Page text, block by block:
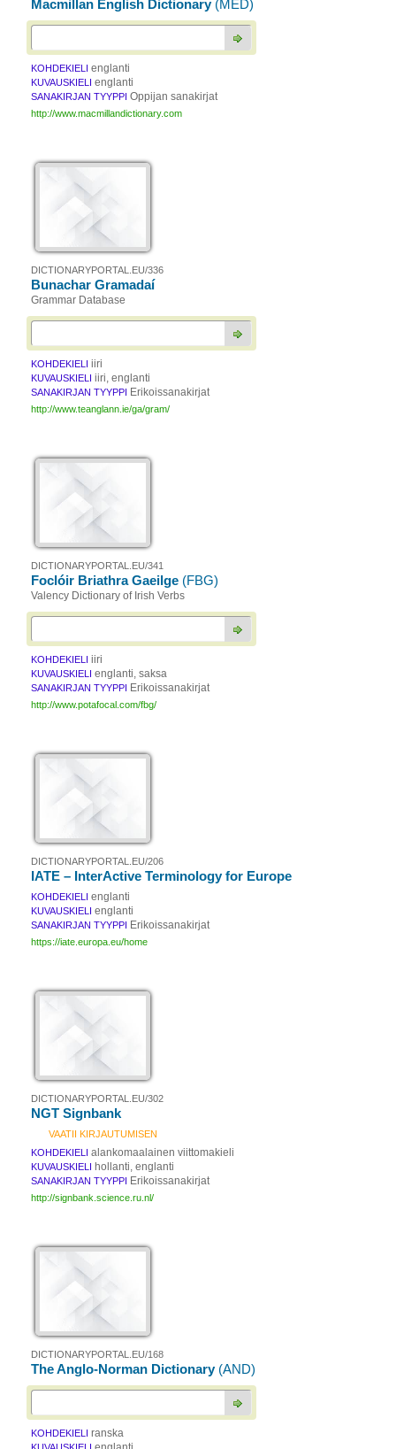
Macmillan English Dictionary (MED)
KOHDEKIELI englanti
KUVAUSKIELI englanti
SANAKIRJAN TYYPPI Oppijan sanakirjat
http://www.macmillandictionary.com
DICTIONARYPORTAL.EU/336
Bunachar Gramadaí
Grammar Database
KOHDEKIELI iiri
KUVAUSKIELI iiri, englanti
SANAKIRJAN TYYPPI Erikoissanakirjat
http://www.teanglann.ie/ga/gram/
DICTIONARYPORTAL.EU/341
Foclóir Briathra Gaeilge (FBG)
Valency Dictionary of Irish Verbs
KOHDEKIELI iiri
KUVAUSKIELI englanti, saksa
SANAKIRJAN TYYPPI Erikoissanakirjat
http://www.potafocal.com/fbg/
DICTIONARYPORTAL.EU/206
IATE – InterActive Terminology for Europe
KOHDEKIELI englanti
KUVAUSKIELI englanti
SANAKIRJAN TYYPPI Erikoissanakirjat
https://iate.europa.eu/home
DICTIONARYPORTAL.EU/302
NGT Signbank
VAATII KIRJAUTUMISEN
KOHDEKIELI alankomaalainen viittomakieli
KUVAUSKIELI hollanti, englanti
SANAKIRJAN TYYPPI Erikoissanakirjat
http://signbank.science.ru.nl/
DICTIONARYPORTAL.EU/168
The Anglo-Norman Dictionary (AND)
KOHDEKIELI ranska